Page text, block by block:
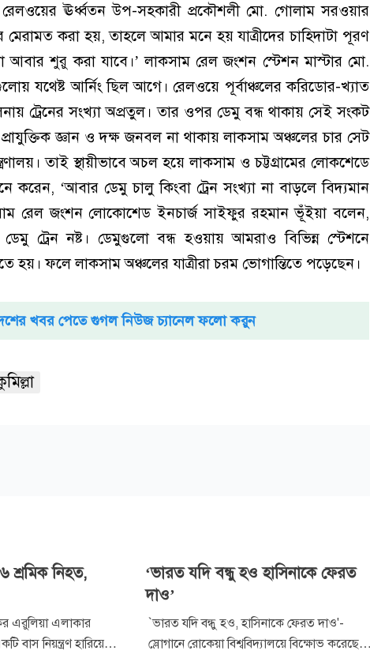
রেলওয়ের ঊর্ধ্বতন উপ-সহকারী প্রকৌশলী মো. গোলাম সরওয়ার
করা হয়, তাহলে আমার মনে হয় যাত্রীদের চাহিদাটা পূরণ
আবার শুরু করা যাবে।’ লাকসাম রেল জংশন স্টেশন মাস্টার মো.
যথেষ্ট আর্নিং ছিল আগে। রেলওয়ে পূর্বাঞ্চলের করিডোর-খ্যাত
ট্রেনের সংখ্যা অপ্রতুল। তার ওপর ডেমু বন্ধ থাকায় সেই সংকট
জ্ঞান ও দক্ষ জনবল না থাকায় লাকসাম অঞ্চলের চার সেট
তাই স্থায়ীভাবে অচল হয়ে লাকসাম ও চট্টগ্রামের লোকশেডে
করেন, ‘আবার ডেমু চালু কিংবা ট্রেন সংখ্যা না বাড়লে বিদ্যমান
রেল জংশন লোকোশেড ইনচার্জ সাইফুর রহমান ভূঁইয়া বলেন,
ট্রেন নষ্ট। ডেমুগুলো বন্ধ হওয়ায় আমরাও বিভিন্ন স্টেশনে
ফলে লাকসাম অঞ্চলের যাত্রীরা চরম ভোগান্তিতে পড়েছেন।
খবর পেতে গুগল নিউজ চ্যানেল ফলো করুন
শ্রমিক নিহত,
এরুলিয়া এলাকার
বাস নিয়ন্ত্রণ হারিয়ে
‘ভারত যদি বন্ধু হও হাসিনাকে ফেরত
দাও’
`ভারত যদি বন্ধু হও, হাসিনাকে ফেরত দাও'-
স্লোগানে রোকেয়া বিশ্ববিদ্যালয়ে বিক্ষোভ করেছে